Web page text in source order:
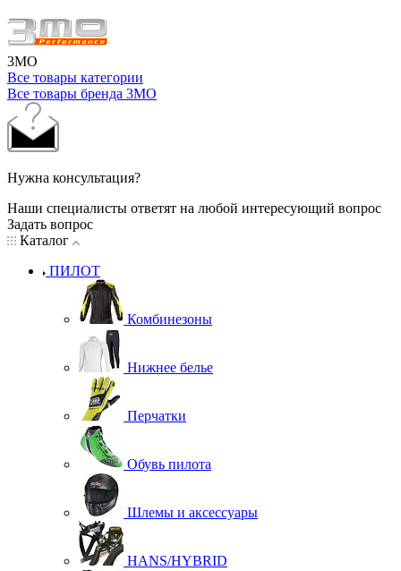
3MO
Все товары категории
Все товары бренда 3MO
Нужна консультация?
Наши специалисты ответят на любой интересующий вопрос
Задать вопрос
Каталог
ПИЛОТ
Комбинезоны
Нижнее белье
Перчатки
Обувь пилота
Шлемы и аксессуары
HANS/HYBRID